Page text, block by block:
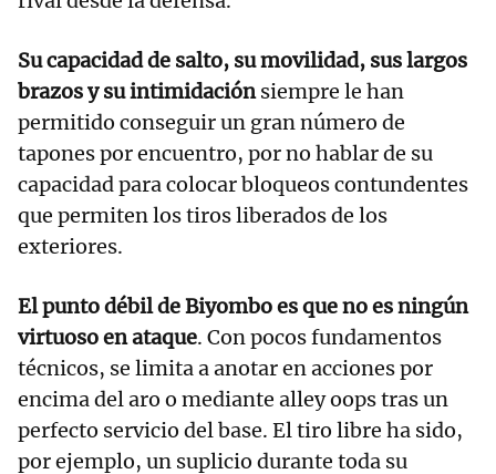
Su capacidad de salto, su movilidad, sus largos
brazos y su intimidaciónsiempre le han
permitido conseguir un gran número de
tapones por encuentro, por no hablar de su
capacidad para colocar bloqueos contundentes
que permiten los tiros liberados de los
exteriores.
El punto débil de Biyombo es que no es ningún
virtuoso en ataque. Con pocos fundamentos
técnicos, se limita a anotar en acciones por
encima del aro o mediante alley oops tras un
perfecto servicio del base. El tiro libre ha sido,
por ejemplo, un suplicio durante toda su